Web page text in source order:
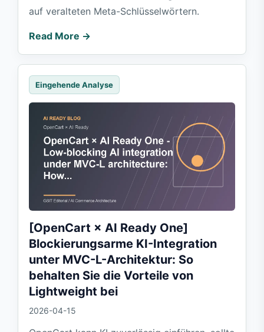
auf veralteten Meta-Schlüsselwörtern.
Read More →
Eingehende Analyse
[OpenCart × AI Ready One]
Blockierungsarme KI-Integration
unter MVC-L-Architektur: So
behalten Sie die Vorteile von
Lightweight bei
2026-04-15